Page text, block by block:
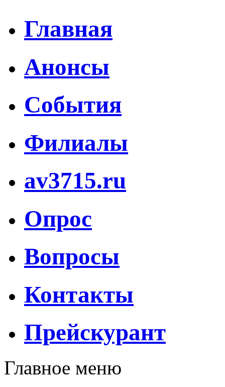
Главная
Анонсы
События
Филиалы
av3715.ru
Опрос
Вопросы
Контакты
Прейскурант
Главное меню